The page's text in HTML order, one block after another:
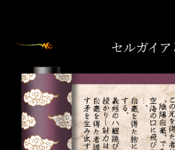
セルガイ